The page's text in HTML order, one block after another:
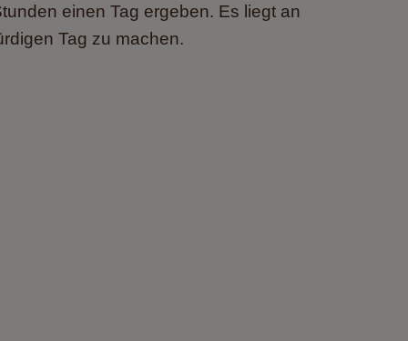
einen Tag ergeben. Es liegt an
Tag zu machen.